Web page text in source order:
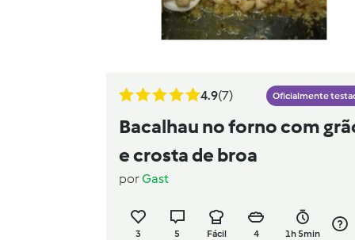
4.9(7) Oficialmente
Bacalhau no forno com
e crosta de broa
porGast
3 5 Fácil 4 1h 5min